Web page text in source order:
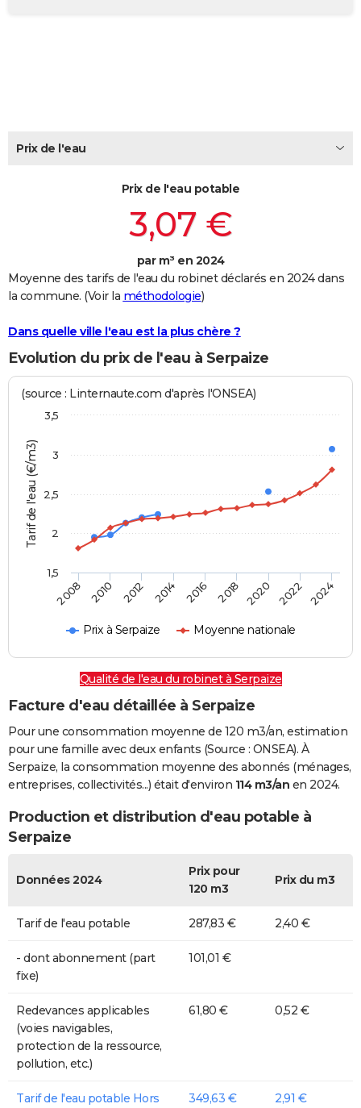
Carte de Noël
Carte Bonne année
Carte Saint-Valentin
Carte Pâques
Carte d'anniversaire
DICTIONNAIRE
FORUM
Prix de l'eau
Prix de l'eau potable
3,07 €
par m³ en 2024
Moyenne des tarifs de l'eau du robinet déclarés en 2024 dans
la commune. (Voir la méthodologie)
Dans quelle ville l'eau est la plus chère ?
Evolution du prix de l'eau à Serpaize
Tarif de l'eau (€/m3)
(source : Linternaute.com d'après l'ONSEA)
Prix à Serpaize Moyenne nationale
2008 2010 2012 2014 2016 2018 2020 2022 2024
1,5
2
2,5
3
3,5
Qualité de l'eau du robinet à Serpaize
Facture d'eau détaillée à Serpaize
Pour une consommation moyenne de 120 m3/an, estimation
pour une famille avec deux enfants (Source : ONSEA). À
Serpaize, la consommation moyenne des abonnés (ménages,
entreprises, collectivités...) était d'environ 114 m3/an en 2024.
Production et distribution d'eau potable à
Serpaize
Données 2024
Prix pour
120 m3
Prix du m3
Tarif de l'eau potable 287,83 € 2,40 €
- dont abonnement (part
fixe)
101,01 €
Redevances applicables
(voies navigables,
protection de la ressource,
pollution, etc.)
61,80 € 0,52 €
Tarif de l'eau potable Hors
349,63 € 2,91 €